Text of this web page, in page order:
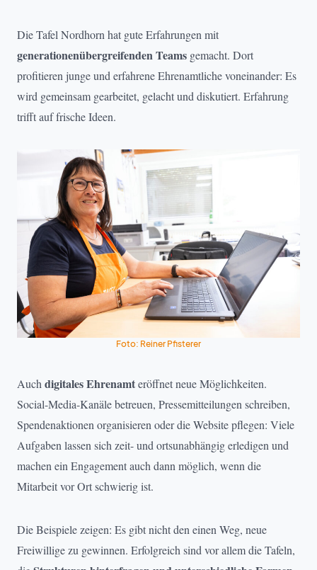
Die Tafel Nordhorn hat gute Erfahrungen mit
generationenübergreifenden Teams gemacht. Dort
profitieren junge und erfahrene Ehrenamtliche voneinander: Es
wird gemeinsam gearbeitet, gelacht und diskutiert. Erfahrung
trifft auf frische Ideen.
Foto: Reiner Pfisterer
Auchdigitales Ehrenamteröffnet neue Möglichkeiten.
Social-Media-Kanäle betreuen, Pressemitteilungen schreiben,
Spendenaktionen organisieren oder die Website pflegen: Viele
Aufgaben lassen sich zeit- und ortsunabhängig erledigen und
machen ein Engagement auch dann möglich, wenn die
Mitarbeit vor Ort schwierig ist.
Die Beispiele zeigen: Es gibt nicht den einen Weg, neue
Freiwillige zu gewinnen. Erfolgreich sind vor allem die Tafeln,